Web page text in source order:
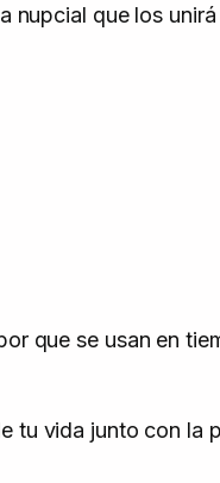
nupcial que los unirá
que se usan en
tu vida junto con la